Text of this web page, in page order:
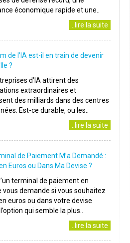
économique rapide et une..
..lire la suite
de l’IA est-il en train de devenir
?
d’IA attirent des
extraordinaires et
des milliards dans des centres
Est-ce durable, ou les..
..lire la suite
de Paiement M’a Demandé :
Euros ou Dans Ma Devise ?
terminal de paiement en
vous demande si vous souhaitez
euros ou dans votre devise
qui semble la plus..
..lire la suite